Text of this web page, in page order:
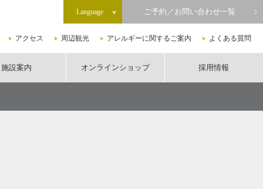
アクセス 周辺観光 アレルギーに関するご案内 よくある質問
施設案内 オンラインショップ 採用情報
Language ご予約／お問い合わせ一覧